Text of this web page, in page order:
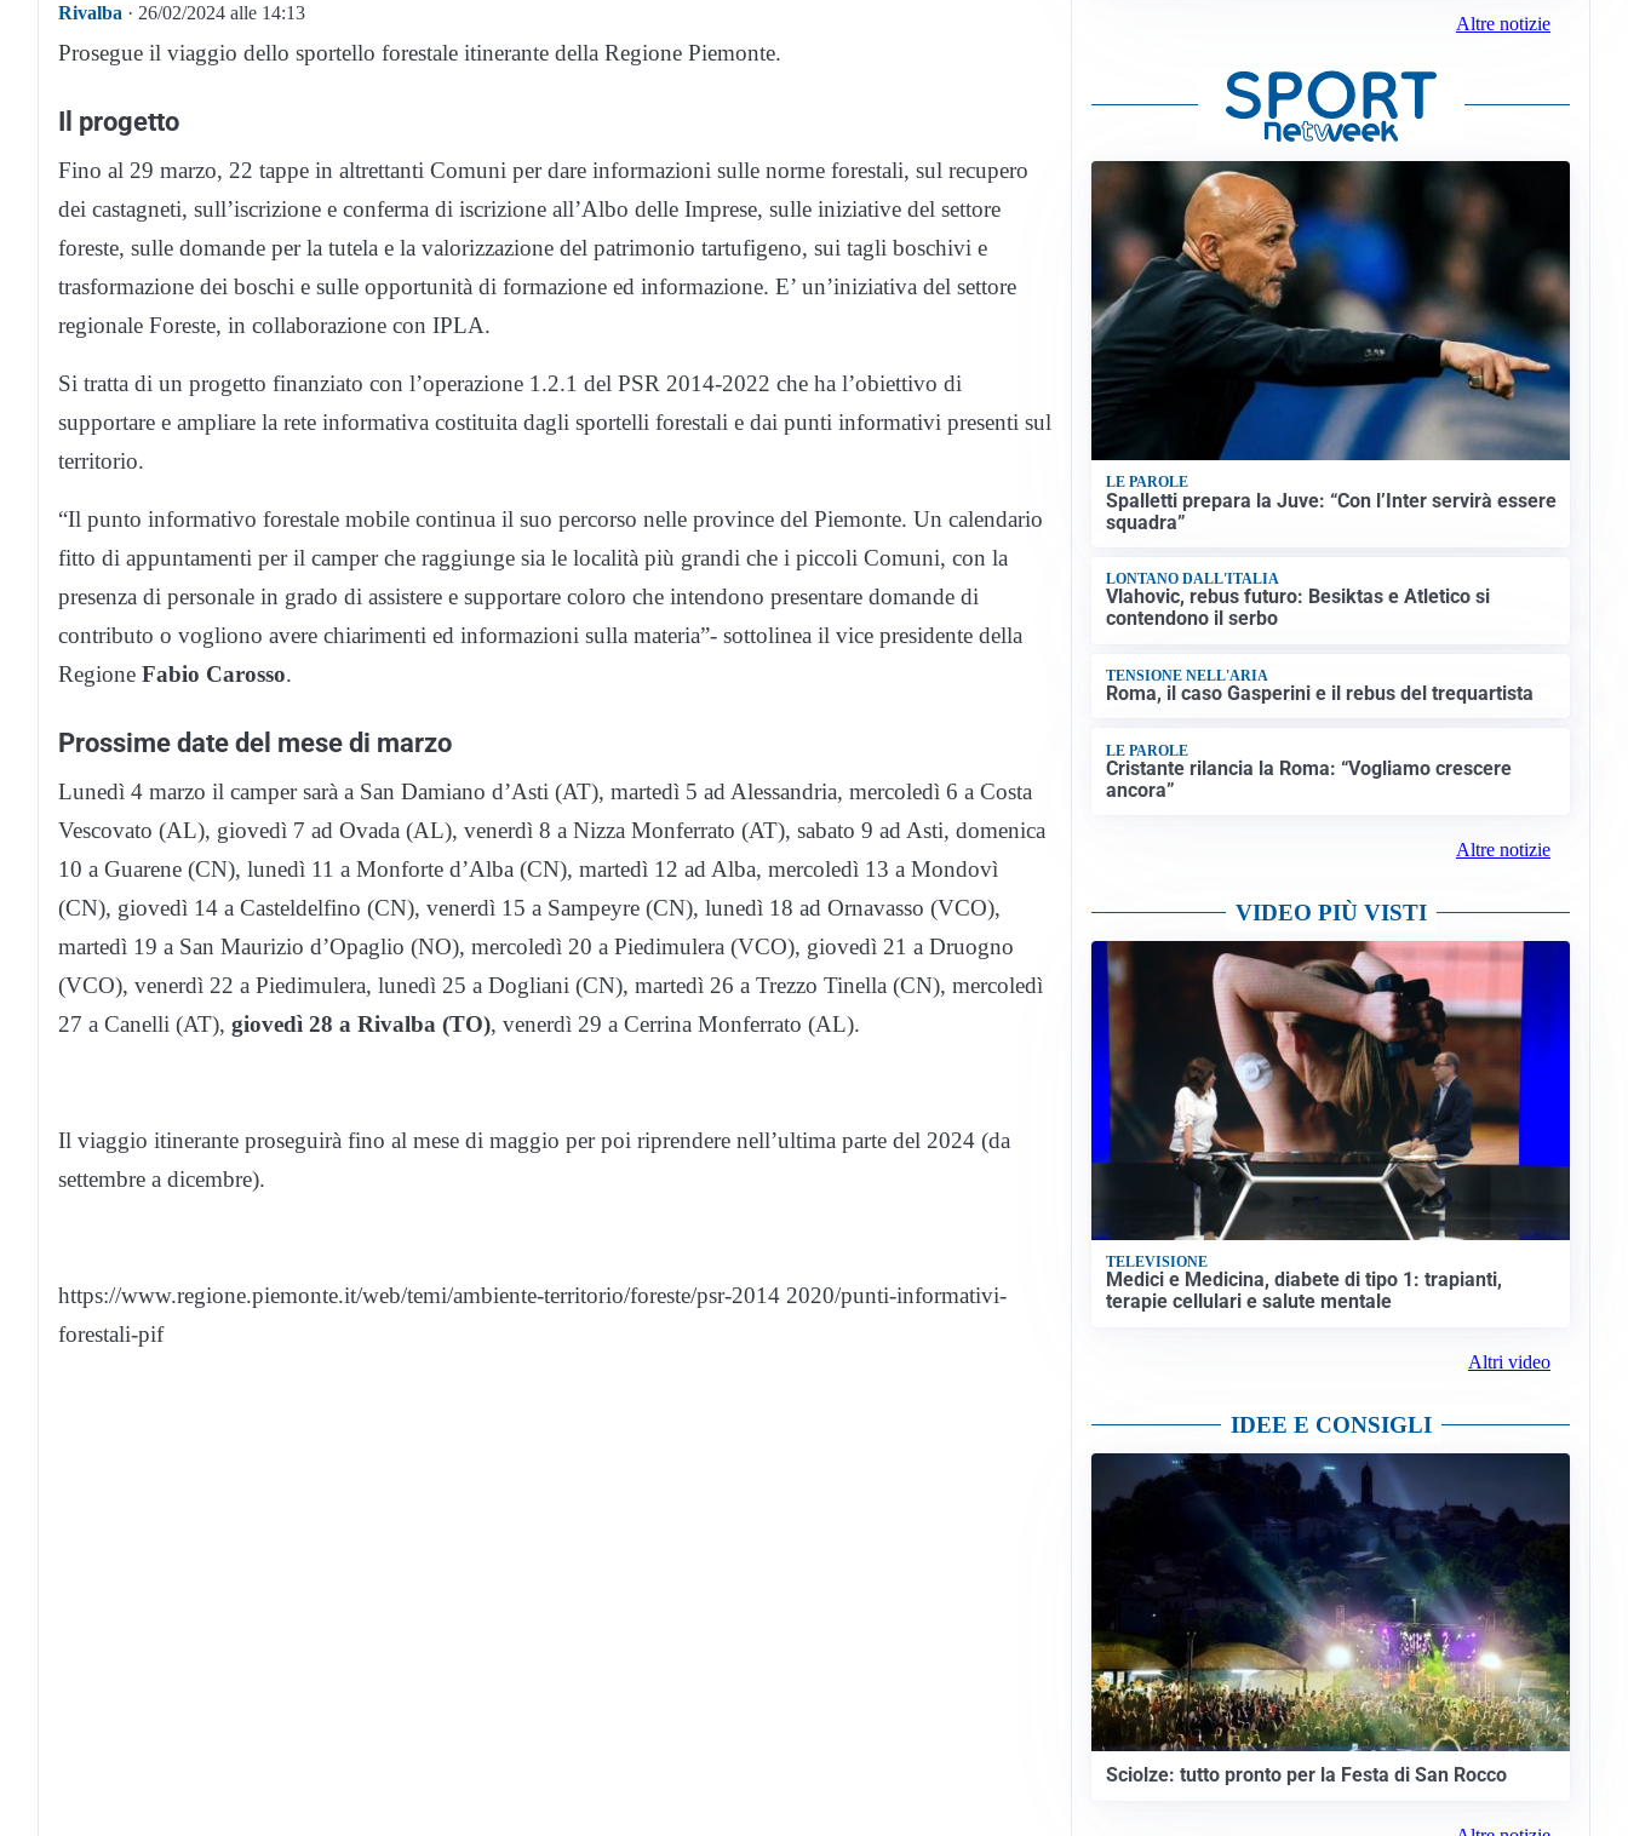
Rivalba · 26/02/2024 alle 14:13
Prosegue il viaggio dello sportello forestale itinerante della Regione Piemonte.
Il progetto
Fino al 29 marzo, 22 tappe in altrettanti Comuni per dare informazioni sulle norme forestali, sul recupero
dei castagneti, sull’iscrizione e conferma di iscrizione all’Albo delle Imprese, sulle iniziative del settore
foreste, sulle domande per la tutela e la valorizzazione del patrimonio tartufigeno, sui tagli boschivi e
trasformazione dei boschi e sulle opportunità di formazione ed informazione. E’ un’iniziativa del settore
regionale Foreste, in collaborazione con IPLA.
Si tratta di un progetto finanziato con l’operazione 1.2.1 del PSR 2014-2022 che ha l’obiettivo di
supportare e ampliare la rete informativa costituita dagli sportelli forestali e dai punti informativi presenti sul
territorio.
“Il punto informativo forestale mobile continua il suo percorso nelle province del Piemonte. Un calendario
fitto di appuntamenti per il camper che raggiunge sia le località più grandi che i piccoli Comuni, con la
presenza di personale in grado di assistere e supportare coloro che intendono presentare domande di
contributo o vogliono avere chiarimenti ed informazioni sulla materia”- sottolinea il vice presidente della
Regione Fabio Carosso.
Prossime date del mese di marzo
Lunedì 4 marzo il camper sarà a San Damiano d’Asti (AT), martedì 5 ad Alessandria, mercoledì 6 a Costa
Vescovato (AL), giovedì 7 ad Ovada (AL), venerdì 8 a Nizza Monferrato (AT), sabato 9 ad Asti, domenica
10 a Guarene (CN), lunedì 11 a Monforte d’Alba (CN), martedì 12 ad Alba, mercoledì 13 a Mondovì
(CN), giovedì 14 a Casteldelfino (CN), venerdì 15 a Sampeyre (CN), lunedì 18 ad Ornavasso (VCO),
martedì 19 a San Maurizio d’Opaglio (NO), mercoledì 20 a Piedimulera (VCO), giovedì 21 a Druogno
(VCO), venerdì 22 a Piedimulera, lunedì 25 a Dogliani (CN), martedì 26 a Trezzo Tinella (CN), mercoledì
27 a Canelli (AT), giovedì 28 a Rivalba (TO), venerdì 29 a Cerrina Monferrato (AL).
Il viaggio itinerante proseguirà fino al mese di maggio per poi riprendere nell’ultima parte del 2024 (da
settembre a dicembre).
https://www.regione.piemonte.it/web/temi/ambiente-territorio/foreste/psr-2014 2020/punti-informativi-
forestali-pif
Altre notizie
LE PAROLE
Spalletti prepara la Juve: “Con l’Inter servirà essere
squadra”
LONTANO DALL'ITALIA
Vlahovic, rebus futuro: Besiktas e Atletico si
contendono il serbo
TENSIONE NELL'ARIA
Roma, il caso Gasperini e il rebus del trequartista
LE PAROLE
Cristante rilancia la Roma: “Vogliamo crescere
ancora”
Altre notizie
VIDEO PIÙ VISTI
TELEVISIONE
Medici e Medicina, diabete di tipo 1: trapianti,
terapie cellulari e salute mentale
Altri video
IDEE E CONSIGLI
Sciolze: tutto pronto per la Festa di San Rocco